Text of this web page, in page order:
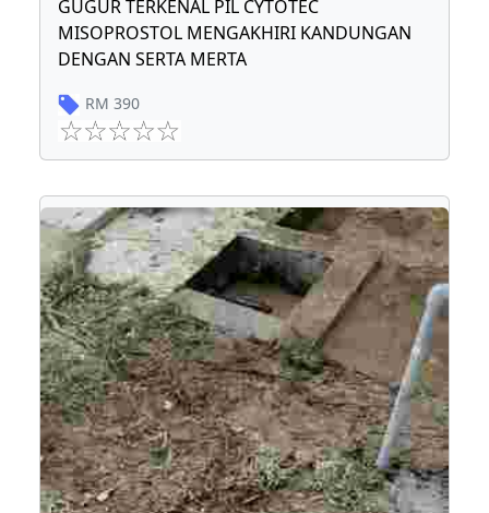
GUGUR TERKENAL PIL CYTOTEC
MISOPROSTOL MENGAKHIRI KANDUNGAN
DENGAN SERTA MERTA
RM 390